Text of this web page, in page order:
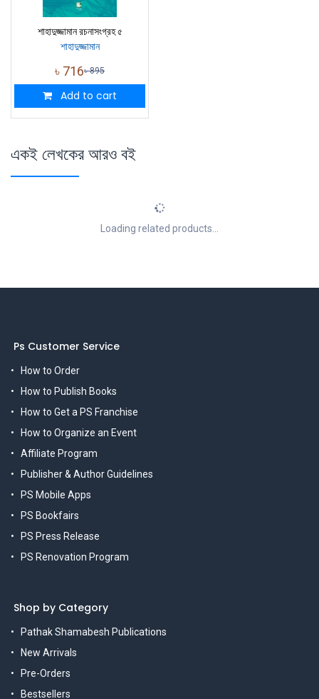
শাহাদুজ্জামান রচনাসংগ্রহ ৫
শাহাদুজ্জামান
৳ 716৳895
Add to cart
একই লেখকের আরও বই
Loading related products...
Ps Customer Service
How to Order
How to Publish Books
How to Get a PS Franchise
How to Organize an Event
Affiliate Program
Publisher & Author Guidelines
PS Mobile Apps
PS Bookfairs
PS Press Release
PS Renovation Program
Shop by Category
Pathak Shamabesh Publications
New Arrivals
Pre-Orders
Bestsellers